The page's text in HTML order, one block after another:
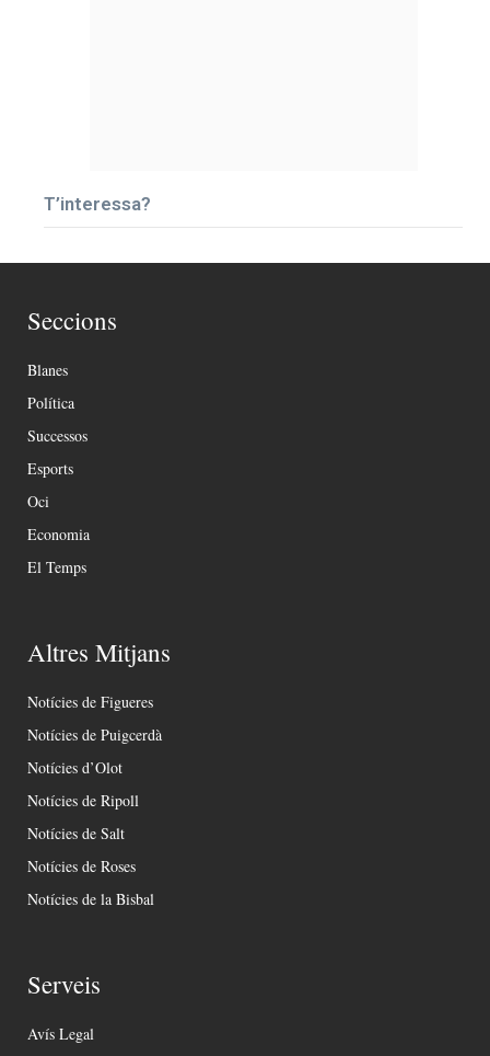
T’interessa?
Seccions
Blanes
Política
Successos
Esports
Oci
Economia
El Temps
Altres Mitjans
Notícies de Figueres
Notícies de Puigcerdà
Notícies d’Olot
Notícies de Ripoll
Notícies de Salt
Notícies de Roses
Notícies de la Bisbal
Serveis
Avís Legal